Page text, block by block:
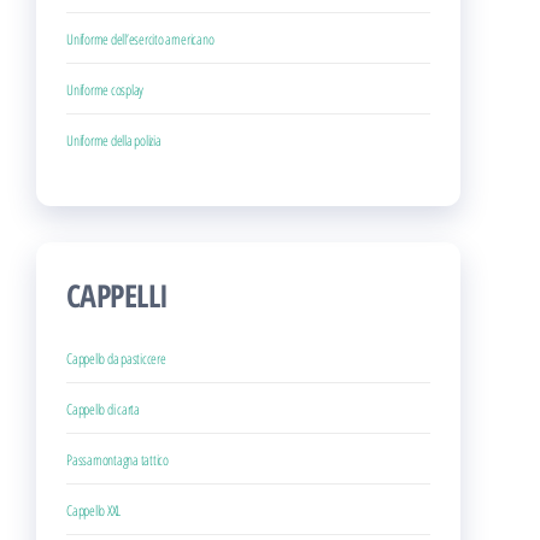
Uniforme dell’esercito americano
Uniforme cosplay
Uniforme della polizia
CAPPELLI
Cappello da pasticcere
Cappello di carta
Passamontagna tattico
Cappello XXL